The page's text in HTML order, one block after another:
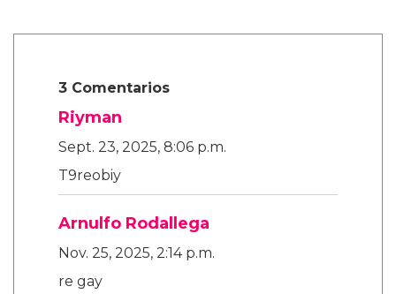
3 Comentarios
Riyman
Sept. 23, 2025, 8:06 p.m.
T9reobiy
Arnulfo Rodallega
Nov. 25, 2025, 2:14 p.m.
re gay